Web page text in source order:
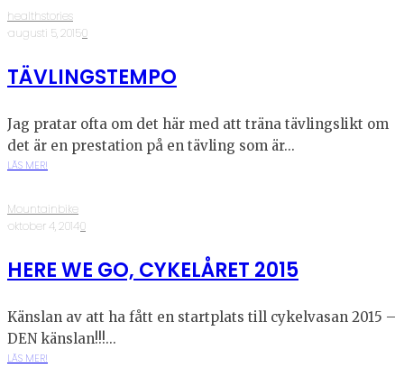
healthstories
·augusti 5, 2015·0
TÄVLINGSTEMPO
Jag pratar ofta om det här med att träna tävlingslikt om
det är en prestation på en tävling som är...
LÄS MER!
Mountainbike
·oktober 4, 2014·0
HERE WE GO, CYKELÅRET 2015
Känslan av att ha fått en startplats till cykelvasan 2015 –
DEN känslan!!!...
LÄS MER!